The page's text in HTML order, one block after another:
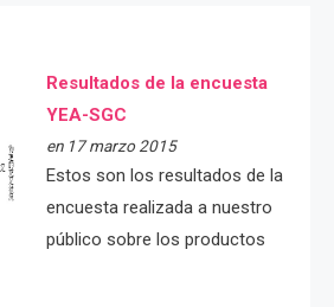
Resultados de la encuesta
YEA-SGC
en 17 marzo 2015
Estos son los resultados de la
encuesta realizada a nuestro
público sobre los productos